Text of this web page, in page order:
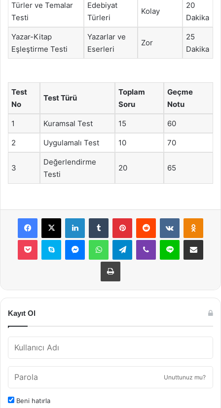
Türler ve Temalar
Testi
Edebiyat
Türleri
Kolay
20
Dakika
Yazar-Kitap
Eşleştirme Testi
Yazarlar ve
Eserleri
Zor
25
Dakika
Test
No
Test Türü
Toplam
Soru
Geçme
Notu
1 Kuramsal Test 15 60
2 Uygulamalı Test 10 70
3
Değerlendirme
Testi
20 65
Facebook
X LinkedInTumblr PinterestReddit VKontakte
Pocket Skype MessengerWhatsAppTelegramViber Line E-Posta ile
Yazdır
Kayıt Ol
Unuttunuz mu?
Beni hatırla